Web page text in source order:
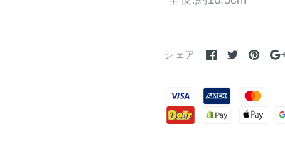
シェア